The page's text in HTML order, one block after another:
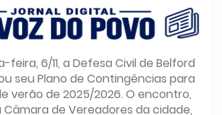
feira, 6/11, a Defesa Civil de Belford
seu Plano de Contingências para
verão de 2025/2026. O encontro,
Câmara de Vereadores da cidade,